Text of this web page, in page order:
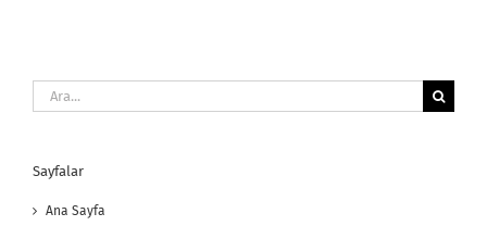
Ara:
Sayfalar
Ana Sayfa